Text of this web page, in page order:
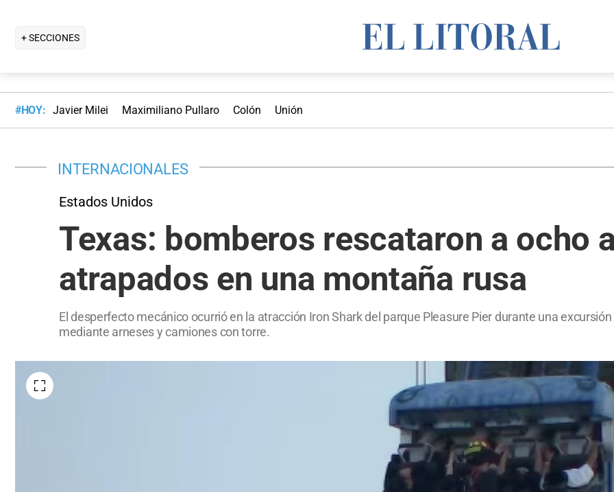
+ SECCIONES
#HOY: Javier Milei Maximiliano Pullaro Colón Unión
INTERNACIONALES
Estados Unidos
Texas: bomberos rescataron a ocho
atrapados en una montaña rusa
El desperfecto mecánico ocurrió en la atracción Iron Shark del parque Pleasure Pier durante una
mediante arneses y camiones con torre.